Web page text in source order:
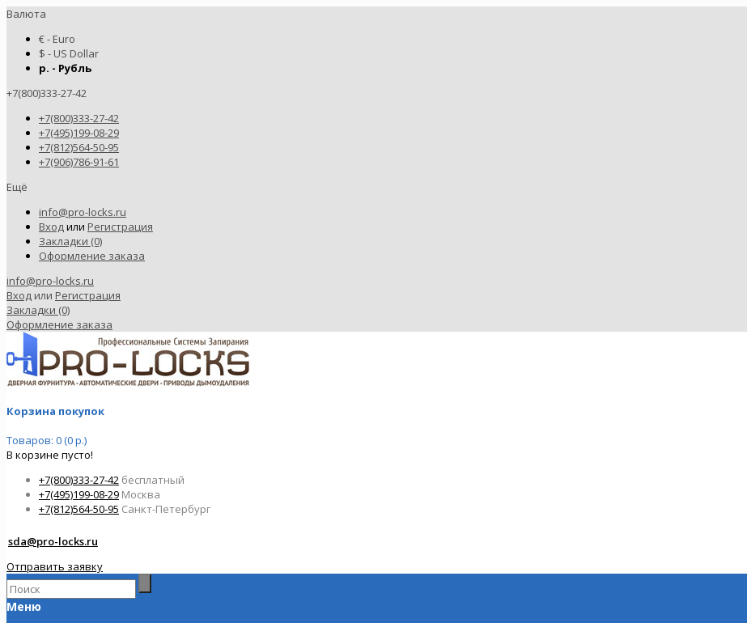
Валюта
€ - Euro
$ - US Dollar
р. - Рубль
+7(800)333-27-42
+7(800)333-27-42
+7(495)199-08-29
+7(812)564-50-95
+7(906)786-91-61
Ещё
info@pro-locks.ru
Входили Регистрация
Закладки (0)
Оформление заказа
info@pro-locks.ru
Вход или Регистрация
Закладки (0)
Оформление заказа
Корзина покупок
Товаров: 0 (0 р.)
В корзине пусто!
+7(800)333-27-42 бесплатный
+7(495)199-08-29 Москва
+7(812)564-50-95 Санкт-Петербург
sda@pro-locks.ru
Отправить заявку
Меню